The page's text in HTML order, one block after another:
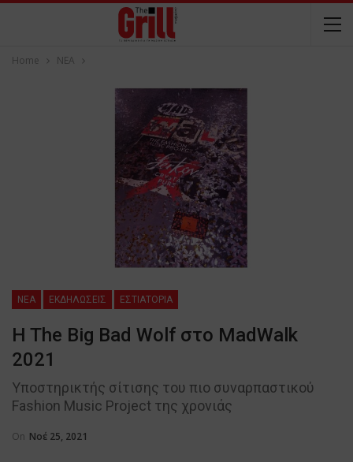
Home NEA
NEA ΕΚΔΗΛΩΣΕΙΣ ΕΣΤΙΑΤΟΡΙΑ
H The Big Bad Wolf στο MadWalk
2021
Υποστηρικτής σίτισης του πιο συναρπαστικού
Fashion Music Project της χρονιάς
On Νοέ 25, 2021